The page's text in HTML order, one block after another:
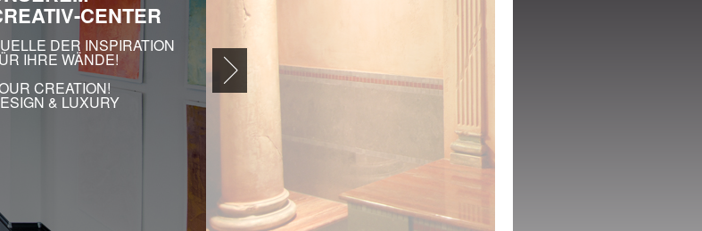
AUSWAHLEN EUROPAS AN
HOCHWERTIGEN LEISTEN,